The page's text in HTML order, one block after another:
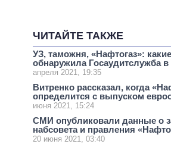
ЧИТАЙТЕ ТАКЖЕ
УЗ, таможня, «Нафтогаз»:
обнаружила Госаудитслужба в
апреля 2021, 19:35
Витренко рассказал, когда
определится с выпуском
июня 2021, 15:24
СМИ опубликовали данные о
набсовета и правления
20 июня 2021, 03:40